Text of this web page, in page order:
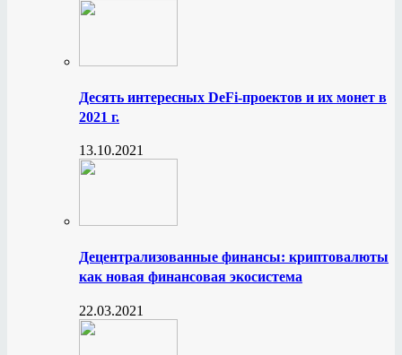
Десять интересных DeFi-проектов и их монет в
2021 г.
13.10.2021
Децентрализованные финансы: криптовалюты
как новая финансовая экосистема
22.03.2021